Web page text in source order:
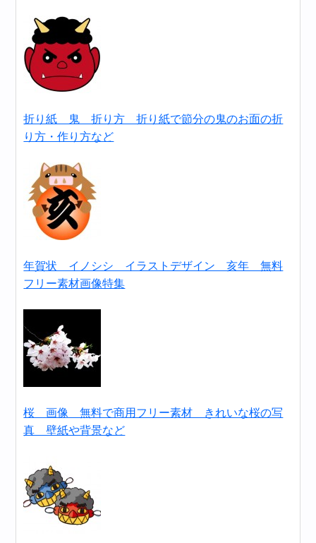
折り紙 鬼 折り方 折り紙で節分の鬼のお面の折
り方・作り方など
年賀状 イノシシ イラストデザイン 亥年 無料
フリー素材画像特集
桜 画像 無料で商用フリー素材 きれいな桜の写
真 壁紙や背景など